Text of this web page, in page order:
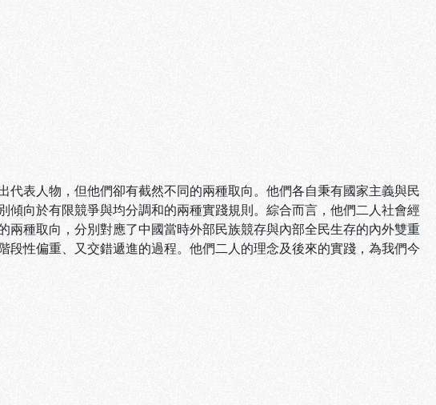
表人物，但他們卻有截然不同的兩種取向。他們各自秉有國家主義與民
向於有限競爭與均分調和的兩種實踐規則。綜合而言，他們二人社會經
種取向，分別對應了中國當時外部民族競存與內部全民生存的內外雙重
性偏重、又交錯遞進的過程。他們二人的理念及後來的實踐，為我們今